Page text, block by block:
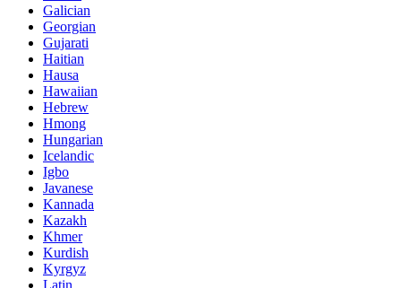
Galician
Georgian
Gujarati
Haitian
Hausa
Hawaiian
Hebrew
Hmong
Hungarian
Icelandic
Igbo
Javanese
Kannada
Kazakh
Khmer
Kurdish
Kyrgyz
Latin